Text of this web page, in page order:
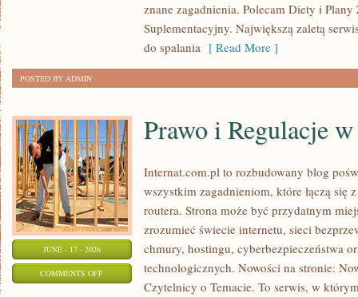
znane zagadnienia. Polecam Diety i
Suplementacyjny. Największą zaletą
do spalania [ Read More ]
POSTED BY ADMIN
JUNE - 17 - 2026
COMMENTS OFFON
Prawo i Regulacje
Internat.com.pl to rozbudowany blog
wszystkim zagadnieniom, które łączą się
routera. Strona może być przydatnym
zrozumieć świecie internetu, sieci
chmury, hostingu, cyberbezpieczeństwa
technologicznych. Nowości na stronie:
Czytelnicy o Temacie. To serwis, w